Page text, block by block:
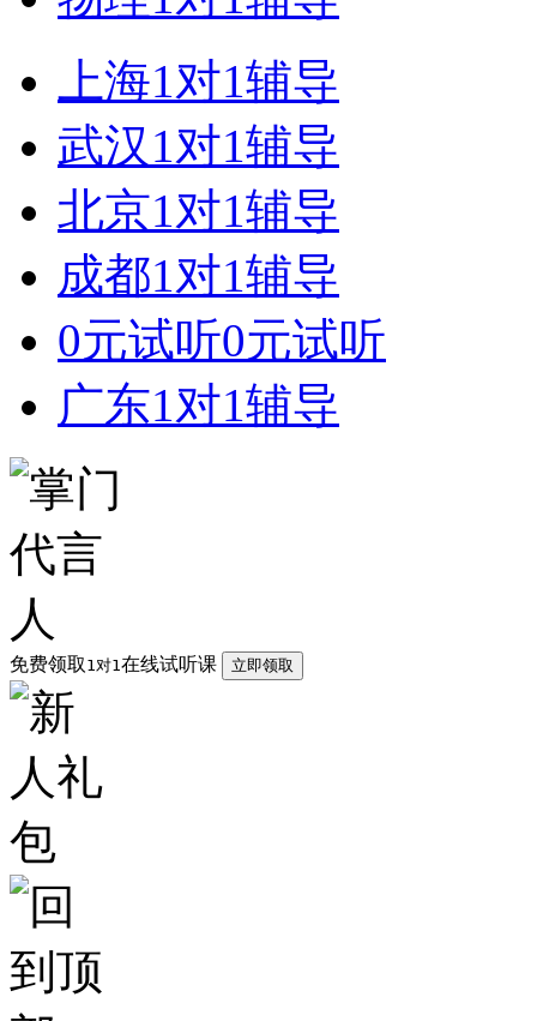
上海1对1辅导
武汉1对1辅导
北京1对1辅导
成都1对1辅导
0元试听0元试听
广东1对1辅导
免费领取 1对1在线试听课 立即领取